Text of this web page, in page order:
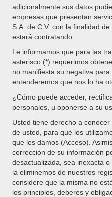
M4
adicionalmente sus datos
empresas que presentan
S.A. de C.V. con la finalidad
estará contratando.
Le informamos que para las
asterisco (*) requerimos
no manifiesta su negativa para
entenderemos que nos lo ha
¿Cómo puede acceder,
personales, u oponerse a su
Usted tiene derecho a
de usted, para qué los
que les damos (Acceso).
corrección de su información
desactualizada, sea inexacta
la eliminemos de nuestros
considere que la misma no
los principios, deberes y